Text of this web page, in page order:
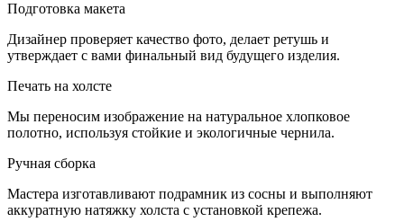
Подготовка макета
Дизайнер проверяет качество фото, делает ретушь и
утверждает с вами финальный вид будущего изделия.
Печать на холсте
Мы переносим изображение на натуральное хлопковое
полотно, используя стойкие и экологичные чернила.
Ручная сборка
Мастера изготавливают подрамник из сосны и выполняют
аккуратную натяжку холста с установкой крепежа.